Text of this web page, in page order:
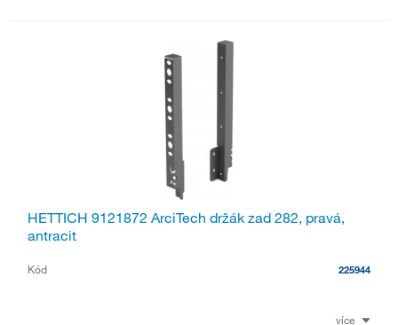
HETTICH 9121872 ArciTech držák zad 282, pravá,
antracit
Kód 225944
více